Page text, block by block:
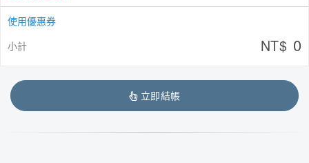
使用優惠券
小計
NT$ 0
立即結帳